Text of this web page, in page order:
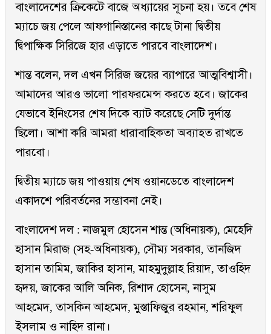
বাংলাদেশের ক্রিকেটে বাজে অধ্যায়ের সূচনা হয়। তবে শেষ
ম্যাচে জয় পেলে আফগানিস্তানের কাছে টানা দ্বিতীয়
দ্বিপাক্ষিক সিরিজে হার এড়াতে পারবে বাংলাদেশ।
শান্ত বলেন, দল এখন সিরিজ জয়ের ব্যাপারে আত্মবিশ্বাসী।
আমাদের আরও ভালো পারফরমেন্স করতে হবে। জাকের
যেভাবে ইনিংসের শেষ দিকে ব্যাট করেছে সেটি দুর্দান্ত
ছিলো। আশা করি আমরা ধারাবাহিকতা অব্যাহত রাখতে
পারবো।
দ্বিতীয় ম্যাচে জয় পাওয়ায় শেষ ওয়ানডেতে বাংলাদেশ
একাদশে পরিবর্তনের সম্ভাবনা নেই।
বাংলাদেশ দল : নাজমুল হোসেন শান্ত (অধিনায়ক), মেহেদি
হাসান মিরাজ (সহ-অধিনায়ক), সৌম্য সরকার, তানজিদ
হাসান তামিম, জাকির হাসান, মাহমুদুল্লাহ রিয়াদ, তাওহিদ
হৃদয়, জাকের আলি অনিক, রিশাদ হোসেন, নাসুম
আহমেদ, তাসকিন আহমেদ, মুস্তাফিজুর রহমান, শরিফুল
ইসলাম ও নাহিদ রানা।